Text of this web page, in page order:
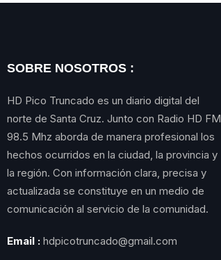
SOBRE NOSOTROS :
HD Pico Truncado es un diario digital del
norte de Santa Cruz. Junto con Radio HD FM
98.5 Mhz aborda de manera profesional los
hechos ocurridos en la ciudad, la provincia y
la región. Con información clara, precisa y
actualizada se constituye en un medio de
comunicación al servicio de la comunidad.
Email : hdpicotruncado@gmail.com